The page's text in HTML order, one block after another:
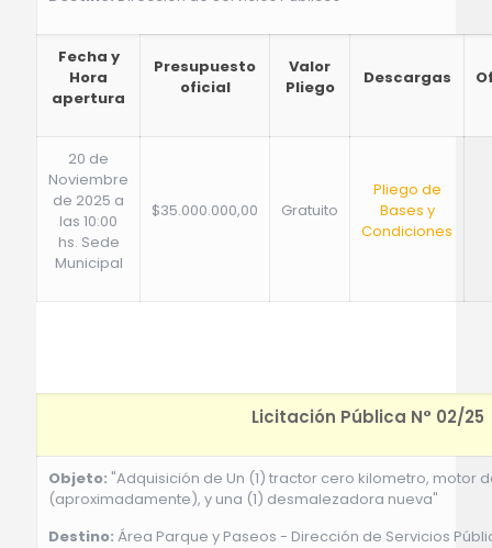
Fecha y
Hora
apertura
Presupuesto
oficial
Valor
Pliego
Descargas
20 de
Noviembre
de 2025 a
las 10:00
hs. Sede
Municipal
$35.000.000,00 Gratuito
Pliego de
Bases y
Condiciones
Licitación Pública N° 02/25
Objeto: "Adquisición de Un (1) tractor cero kilometro, motor
(aproximadamente), y una (1) desmalezadora nueva"
Destino: Área Parque y Paseos - Dirección de Servicios